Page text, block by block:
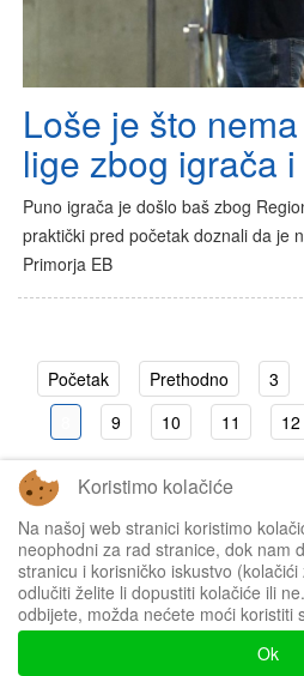
Loše je što
lige zbog igrača
Puno igrača je došlo baš zbog
praktički pred početak doznali da je
Primorja EB
Početak Prethodno 3
9 10 11 12
Stranica 8 od
Impressum
Koristimo kolačiće
Na našoj web stranici koristimo
neophodni za rad stranice, dok nam
stranicu i korisničko iskustvo
odlučiti želite li dopustiti kolačiće ili
odbijete, možda nećete moći koristiti
Ok